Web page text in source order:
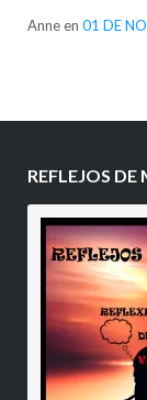
Anneen 01 DE
REFLEJOS DE